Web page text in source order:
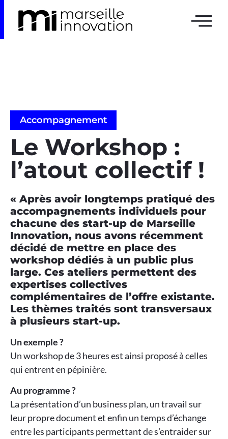
Accompagnement
Le Workshop :
l’atout collectif !
« Après avoir longtemps pratiqué des
accompagnements individuels pour
chacune des start-up de Marseille
Innovation, nous avons récemment
décidé de mettre en place des
workshop dédiés à un public plus
large. Ces ateliers permettent des
expertises collectives
complémentaires de l’offre existante.
Les thèmes traités sont transversaux
à plusieurs start-up.
Un exemple ?
Un workshop de 3 heures est ainsi proposé à celles
qui entrent en pépinière.
Au programme ?
La présentation d’un business plan, un travail sur
leur propre document et enfin un temps d’échange
entre les participants permettant de s’entraider sur